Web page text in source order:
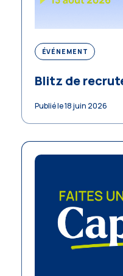
ÉVÉNEMENT
Blitz de
Publié le 18 juin 2026